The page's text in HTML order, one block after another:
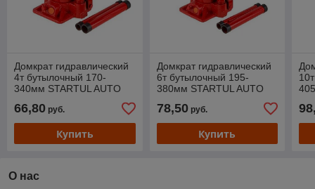
Домкрат гидравлический
4т бутылочный 170-
340мм STARTUL AUTO
66,80 руб.
Купить
Домкрат гидравлический
6т бутылочный 195-
380мм STARTUL AUTO
78,50руб.
Купить
О нас